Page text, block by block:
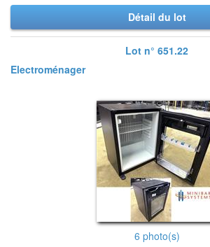
Détail du lot
Lot n° 651.22
Electroménager
6 photo(s)